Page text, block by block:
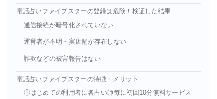
電話占いファイブスターの登録は危険！検証した結果
通信接続が暗号化されていない
運営者が不明・実店舗が存在しない
詐欺などの被害報告はない
電話占いファイブスターの特徴・メリット
①はじめての利用者に各占い師毎に初回10分無料サービス